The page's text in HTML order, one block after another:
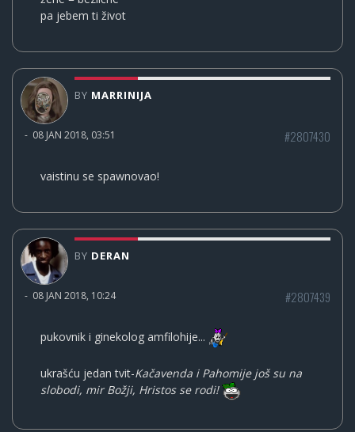
pa jebem ti život
BY MARRINIJA
- 08 JAN 2018, 03:51 #2807430
vaistinu se spawnovao!
BY DERAN
- 08 JAN 2018, 10:24 #2807439
pukovnik i ginekolog amfilohije...
ukrašću jedan tvit-Kačavenda i Pahomije još su na
slobodi, mir Božji, Hristos se rodi!